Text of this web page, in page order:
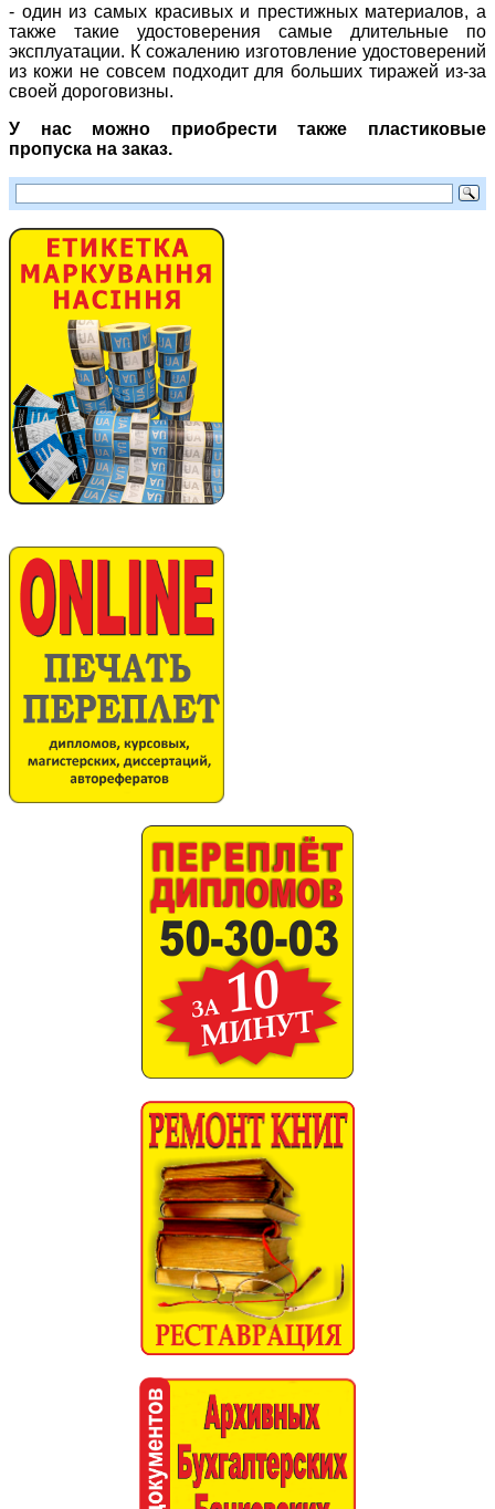
- один из самых красивых и престижных материалов, а
также такие удостоверения самые длительные по
эксплуатации. К сожалению изготовление удостоверений
из кожи не совсем подходит для больших тиражей из-за
своей дороговизны.
У нас можно приобрести также пластиковые
пропуска на заказ.